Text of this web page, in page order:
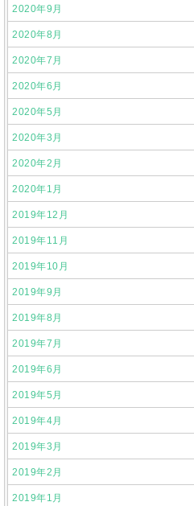
2020年9月
2020年8月
2020年7月
2020年6月
2020年5月
2020年3月
2020年2月
2020年1月
2019年12月
2019年11月
2019年10月
2019年9月
2019年8月
2019年7月
2019年6月
2019年5月
2019年4月
2019年3月
2019年2月
2019年1月